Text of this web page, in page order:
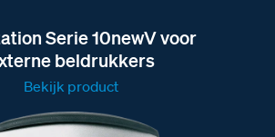
Serie 10newV voor
beldrukkers
Bekijk product